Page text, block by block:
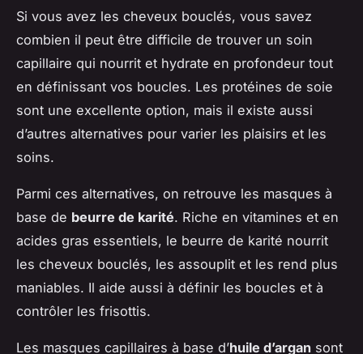
Si vous avez les cheveux bouclés, vous savez
combien il peut être difficile de trouver un soin
capillaire qui nourrit et hydrate en profondeur tout
en définissant vos boucles. Les protéines de soie
sont une excellente option, mais il existe aussi
d’autres alternatives pour varier les plaisirs et les
soins.
Parmi ces alternatives, on retrouve les masques à
base de beurre de karité. Riche en vitamines et en
acides gras essentiels, le beurre de karité nourrit
les cheveux bouclés, les assouplit et les rend plus
maniables. Il aide aussi à définir les boucles et à
contrôler les frisottis.
Les masques capillaires à base d’huile d’argan sont